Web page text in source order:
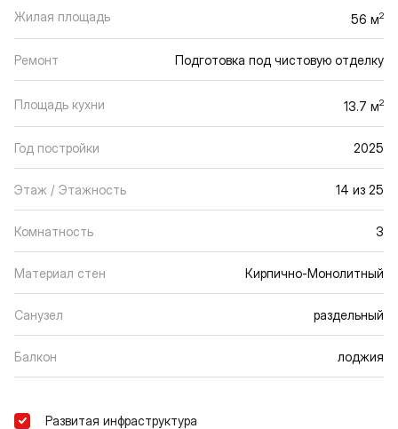
Жилая площадь 56 м2
Ремонт Подготовка под чистовую отделку
Площадь кухни 13.7 м2
Год постройки 2025
Этаж / Этажность 14 из 25
Комнатность 3
Материал стен Кирпично-Монолитный
Санузел раздельный
Балкон лоджия
Развитая инфраструктура